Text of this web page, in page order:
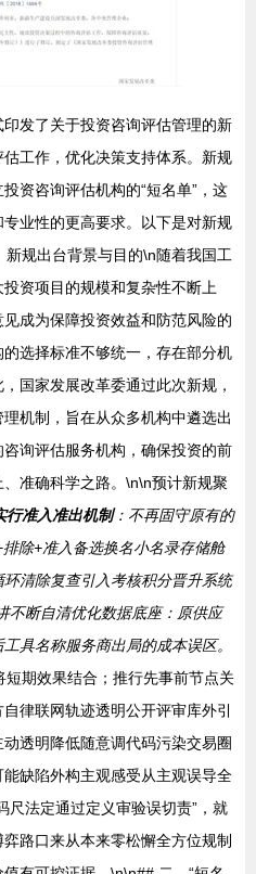
发了关于投资咨询评估管理的新
工作，优化决策支持体系。新规
资咨询评估机构的“短名单”，这
业性的更高要求。以下是对新规
规出台背景与目的\n随着我国工
资项目的规模和复杂性不断上
成为保障投资效益和防范风险的
选择标准不够统一，存在部分机
国家发展改革委通过此次新规，
机制，旨在从众多机构中遴选出
询评估服务机构，确保投资的前
准确科学之路。\n\n预计新规聚
行准入准出机制：不再固守原有的
除+准入备选换名小名录存储舱
清除复查引入考核积分晋升系统
断自清优化数据底座：原供应
具名称服务商出局的成本误区。
期效果结合；推行先事前节点关
律联网轨迹透明公开评审库外引
透明降低随意调代码污染交易圈
缺陷外构主观感受从主观误导全
尺法定通过定义审验误切责”，就
路口来从本来零松懈全方位规制